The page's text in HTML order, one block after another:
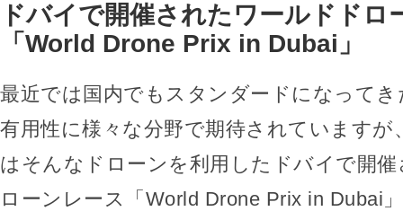
ドバイで開催されたワールドドロ
「World Drone Prix in Dubai」
最近では国内でもスタンダードになって
有用性に様々な分野で期待されていますが
はそんなドローンを利用したドバイで開
ローンレース「World Drone Prix in Dubai